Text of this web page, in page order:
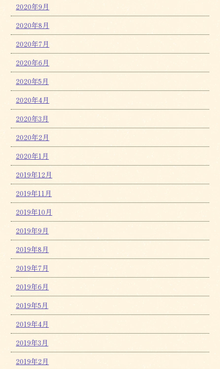
2020年9月
2020年8月
2020年7月
2020年6月
2020年5月
2020年4月
2020年3月
2020年2月
2020年1月
2019年12月
2019年11月
2019年10月
2019年9月
2019年8月
2019年7月
2019年6月
2019年5月
2019年4月
2019年3月
2019年2月